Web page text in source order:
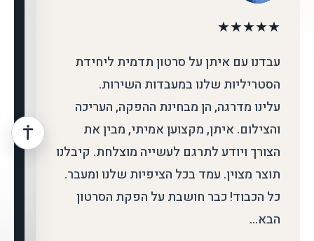
★
★
★
★
★
עבדנו עם איתן על סרטון תדמית ליחידת
הסטריליות שלנו במעבדות השירות.
עלינו מדרגה, הן מבחינת ההפקה, העריכה
והצילום. איתן, מקצוען אמיתי, מבין את
הצורך ויודע לתרגם לעשייה מוצלחת. קיבלנו
תוצר מצוין. עמד בכל הציפיות שלנו ומעבר.
כל הכבוד! כבר חושבת על הפקת הסרטון
הבא...